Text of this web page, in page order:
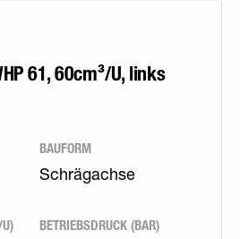
61, 60cm³/U, links
BAUFORM
Schrägachse
BETRIEBSDRUCK (BAR)